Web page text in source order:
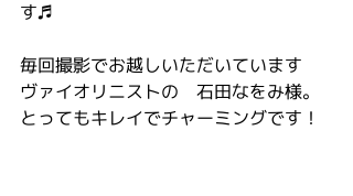
す♬
毎回撮影でお越しいただいています
ヴァイオリニストの　石田なをみ様。
とってもキレイでチャーミングです！